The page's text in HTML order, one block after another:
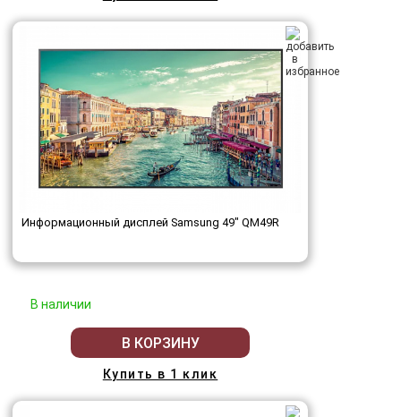
Информационный дисплей Samsung 49" QM49R
В наличии
В КОРЗИНУ
Купить в 1 клик